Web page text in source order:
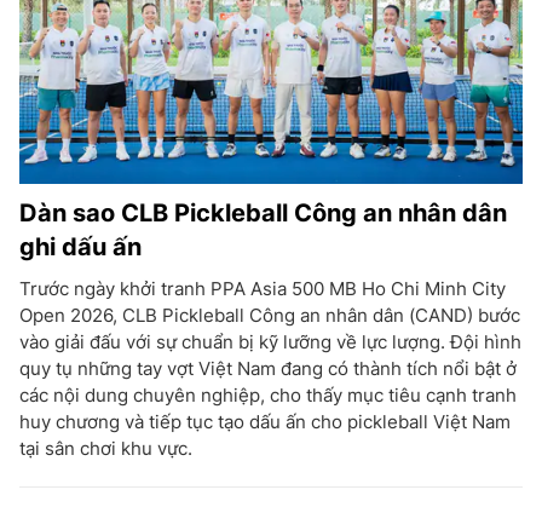
Dàn sao CLB Pickleball Công an nhân dân
ghi dấu ấn
Trước ngày khởi tranh PPA Asia 500 MB Ho Chi Minh City
Open 2026, CLB Pickleball Công an nhân dân (CAND) bước
vào giải đấu với sự chuẩn bị kỹ lưỡng về lực lượng. Đội hình
quy tụ những tay vợt Việt Nam đang có thành tích nổi bật ở
các nội dung chuyên nghiệp, cho thấy mục tiêu cạnh tranh
huy chương và tiếp tục tạo dấu ấn cho pickleball Việt Nam
tại sân chơi khu vực.